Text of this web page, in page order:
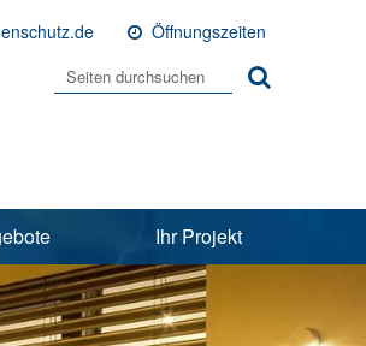
Öffnungszeiten
Ihr Projekt